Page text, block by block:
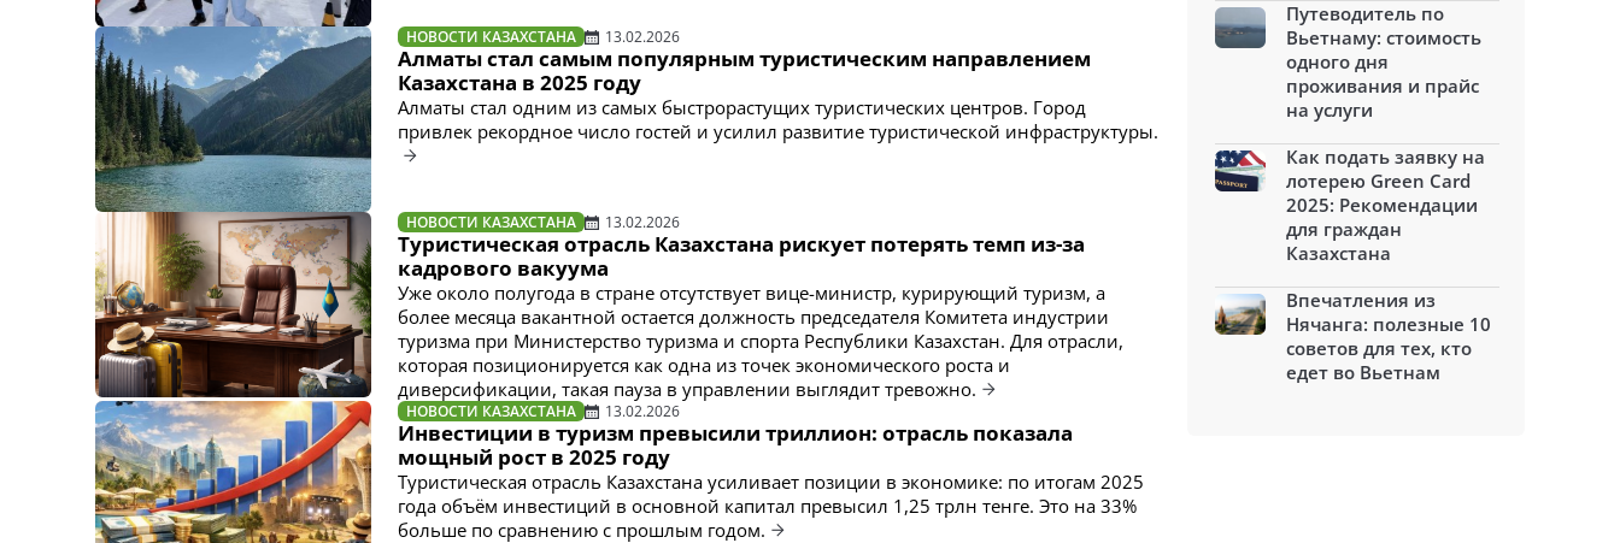
НОВОСТИ КАЗАХСТАНА 13.02.2026
Алматы стал самым популярным туристическим направлением
Казахстана в 2025 году
Алматы стал одним из самых быстрорастущих туристических центров. Город
привлек рекордное число гостей и усилил развитие туристической инфраструктуры.
НОВОСТИ КАЗАХСТАНА 13.02.2026
Туристическая отрасль Казахстана рискует потерять темп из-за
кадрового вакуума
Уже около полугода в стране отсутствует вице-министр, курирующий туризм, а
более месяца вакантной остается должность председателя Комитета индустрии
туризма при Министерство туризма и спорта Республики Казахстан. Для отрасли,
которая позиционируется как одна из точек экономического роста и
диверсификации, такая пауза в управлении выглядит тревожно.
НОВОСТИ КАЗАХСТАНА 13.02.2026
Инвестиции в туризм превысили триллион: отрасль показала
мощный рост в 2025 году
Туристическая отрасль Казахстана усиливает позиции в экономике: по итогам 2025
года объём инвестиций в основной капитал превысил 1,25 трлн тенге. Это на 33%
больше по сравнению с прошлым годом.
Путеводитель по
Вьетнаму: стоимость
одного дня
проживания и прайс
на услуги
Как подать заявку на
лотерею Green Card
2025: Рекомендации
для граждан
Казахстана
Впечатления из
Нячанга: полезные 10
советов для тех, кто
едет во Вьетнам